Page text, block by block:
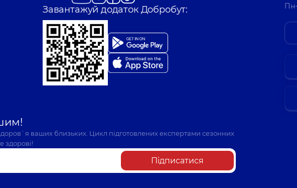
Отоларинголог; Отоларинголог дитячий,
онколог, 5 років
Завантажуй додаток Добробут:
ваших близьких. Цикл підготовлених експертами сезонних
здорові!
Підписатися